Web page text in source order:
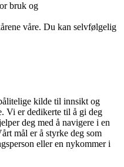
bruk og
våre. Du kan selvfølgelig
kilde til innsikt og
Vi er dedikerte til å gi deg
deg med å navigere i en
mål er å styrke deg som
eller en nykommer i